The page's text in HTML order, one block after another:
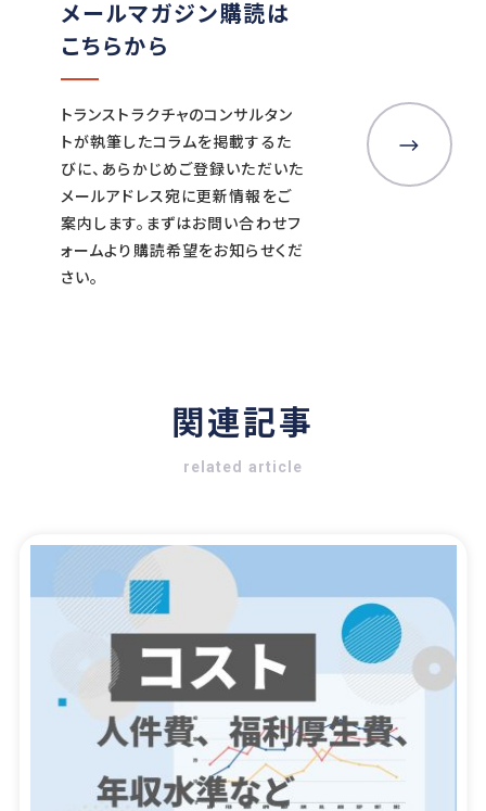
メールマガジン購読は
こちらから
トランストラクチャのコンサルタン
トが執筆したコラムを掲載するた
びに、あらかじめご登録いただいた
メールアドレス宛に更新情報をご
案内します。まずはお問い合わせフ
ォームより購読希望をお知らせくだ
さい。
関連記事
related article